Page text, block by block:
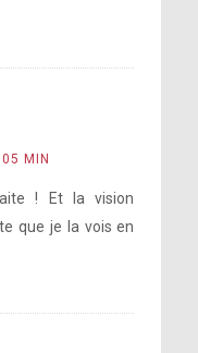
MIN
! Et la vision
que je la vois en